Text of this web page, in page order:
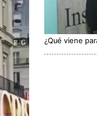
¿Qué viene